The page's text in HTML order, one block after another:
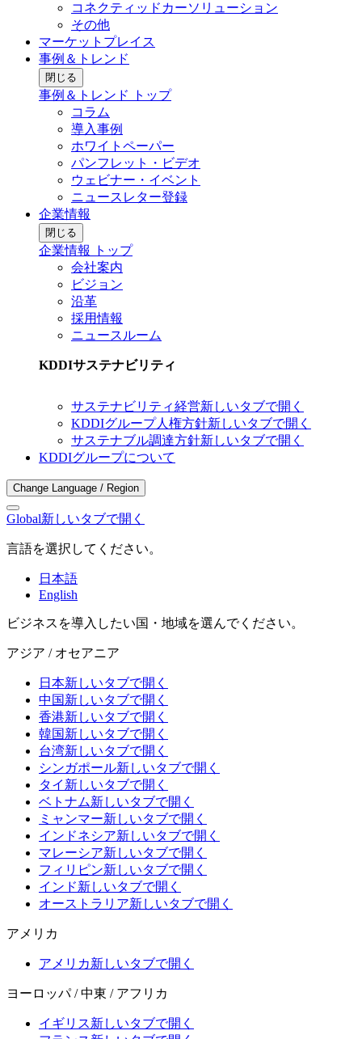
コネクティッドカーソリューション
その他
マーケットプレイス
事例＆トレンド
閉じる
事例＆トレンド トップ
コラム
導入事例
ホワイトペーパー
パンフレット・ビデオ
ウェビナー・イベント
ニュースレター登録
企業情報
閉じる
企業情報 トップ
会社案内
ビジョン
沿革
採用情報
ニュースルーム
KDDIサステナビリティ
サステナビリティ経営新しいタブで開く
KDDIグループ人権方針新しいタブで開く
サステナブル調達方針新しいタブで開く
KDDIグループについて
Change Language / Region
Global新しいタブで開く
言語を選択してください。
日本語
English
ビジネスを導入したい国・地域を選んでください。
アジア / オセアニア
日本新しいタブで開く
中国新しいタブで開く
香港新しいタブで開く
韓国新しいタブで開く
台湾新しいタブで開く
シンガポール新しいタブで開く
タイ 新しいタブで開く
ベトナム新しいタブで開く
ミャンマー新しいタブで開く
インドネシア新しいタブで開く
マレーシア新しいタブで開く
フィリピン新しいタブで開く
インド新しいタブで開く
オーストラリア新しいタブで開く
アメリカ
アメリカ新しいタブで開く
ヨーロッパ / 中東 / アフリカ
イギリス新しいタブで開く